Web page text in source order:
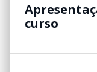
curso